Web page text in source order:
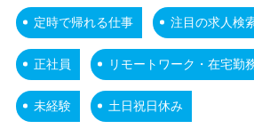
定時で帰れる仕事 注目の求人検
正社員 リモートワーク・在宅勤
未経験 土日祝日休み